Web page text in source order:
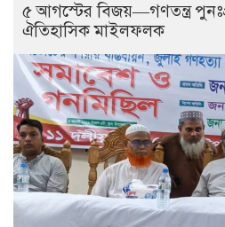
৫ আগস্টের বিজয়—গণতন্ত্র
ঐতিহাসিক মাইলফলক